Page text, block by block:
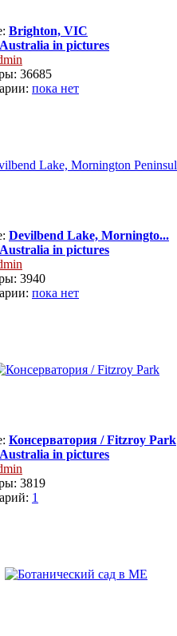
Brighton, VIC
Australia in pictures
36685
пока нет
Devilbend Lake, Morningto...
Australia in pictures
3940
пока нет
Консерватория / Fitzroy Park
Australia in pictures
3819
1